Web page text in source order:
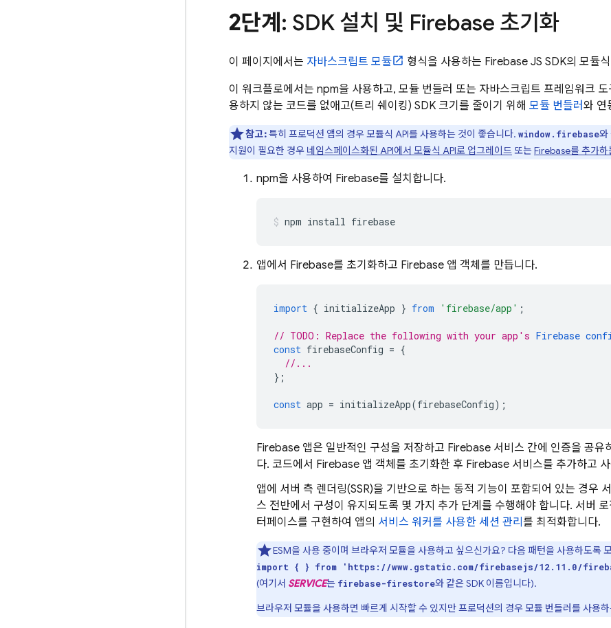
2단계 : SDK 설치 및 Firebase 초기화
이 페이지에서는 자바스크립트 모듈
형식을 사용하는 Firebase JS SDK의 모듈
이 워크플로에서는 npm을 사용하고, 모듈 번들러 또는 자바스크립트 프레임워크
용하지 않는 코드를 없애고(트리 쉐이킹) SDK 크기를 줄이기 위해 모듈 번들러 와 연
참고:특히 프로덕션 앱의 경우 모듈식 API를 사용하는 것이 좋습니다. window.firebase와
지원이 필요한 경우 네임스페이스화된 API에서 모듈식 API로 업그레이드 또는Firebase를 추가하
npm을 사용하여 Firebase를 설치합니다.
npm install firebase
앱에서 Firebase를 초기화하고 Firebase 앱 객체를 만듭니다.
import { initializeApp } from 'firebase/app' ;
// TODO: Replace the following with your app's Firebase
const firebaseConfig = {
//...
};
const app = initializeApp(firebaseConfig);
Firebase 앱은 일반적인 구성을 저장하고 Firebase 서비스 간에 인증을 공유
다. 코드에서 Firebase 앱 객체를 초기화한 후 Firebase 서비스를 추가하고
앱에 서버 측 렌더링(SSR)을 기반으로 하는 동적 기능이 포함되어 있는 경우
스 전반에서 구성이 유지되도록 몇 가지 추가 단계를 수행해야 합니다. 서버 로
터페이스를 구현하여 앱의 서비스 워커를 사용한 세션 관리 를 최적화합니다.
ESM을 사용 중이며 브라우저 모듈을 사용하고 싶으신가요? 다음 패턴을 사용하도록
import { } from 'https://www.gstatic.com/firebasejs/12.11.0/
(여기서 SERVICE는 firebase-firestore와 같은 SDK 이름입니다).
브라우저 모듈을 사용하면 빠르게 시작할 수 있지만 프로덕션의 경우 모듈 번들러를 사용